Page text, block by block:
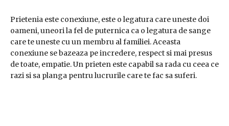
Prietenia este conexiune, este o legatura care uneste doi
oameni, uneori la fel de puternica ca o legatura de sange
care te uneste cu un membru al familiei. Aceasta
conexiune se bazeaza pe incredere, respect si mai presus
de toate, empatie. Un prieten este capabil sa rada cu ceea ce
razi si sa planga pentru lucrurile care te fac sa suferi.